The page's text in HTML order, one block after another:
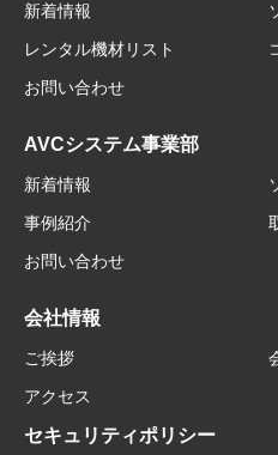
新着情報
レンタル機材リスト
お問い合わせ
AVCシステム事業部
新着情報
事例紹介
お問い合わせ
会社情報
ご挨拶
アクセス
セキュリティポリシー